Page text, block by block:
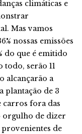
climáticas e
Mas vamos
nossas emissões
do que é emitido
todo, serão 11
alcançarão a
plantação de 3
carros fora das
orgulho de dizer
provenientes de